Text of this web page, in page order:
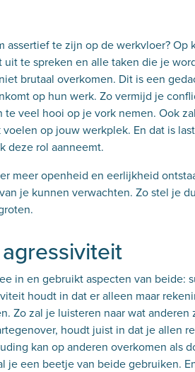
assertief te zijn op de werkvloer? Op
te spreken en alle taken die je
brutaal overkomen. Dit is een
op hun werk. Zo vermijd je
veel hooi op je vork nemen. Ook
op jouw werkplek. En dat is
deze rol aanneemt.
meer openheid en eerlijkheid
je kunnen verwachten. Zo stel je
in en gebruikt aspecten van beide:
houdt in dat er alleen maar
Zo zal je luisteren naar wat anderen
houdt juist in dat je allen
kan op anderen overkomen als
je een beetje van beide gebruiken.